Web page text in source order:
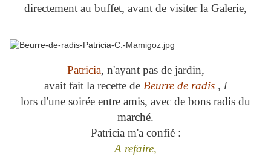
directement au buffet, avant de visiter la Galerie,
Patricia, n'ayant pas de jardin,
avait fait la recette de Beurre de radis , l
lors d'une soirée entre amis, avec de bons radis du
marché.
Patricia m'a confié :
A refaire,